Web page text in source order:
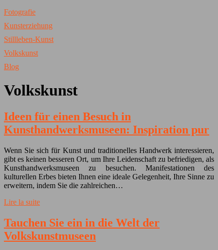
Fotografie
Kunsterziehung
Stillleben-Kunst
Volkskunst
Blog
Volkskunst
Ideen für einen Besuch in
Kunsthandwerksmuseen: Inspiration pur
Wenn Sie sich für Kunst und traditionelles Handwerk interessieren,
gibt es keinen besseren Ort, um Ihre Leidenschaft zu befriedigen, als
Kunsthandwerksmuseen zu besuchen. Manifestationen des
kulturellen Erbes bieten Ihnen eine ideale Gelegenheit, Ihre Sinne zu
erweitern, indem Sie die zahlreichen…
Lire la suite
Tauchen Sie ein in die Welt der
Volkskunstmuseen